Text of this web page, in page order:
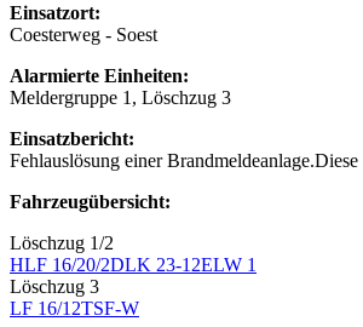
Einsatzort:
Coesterweg - Soest
Alarmierte Einheiten:
Meldergruppe 1, Löschzug 3
Einsatzbericht:
Fehlauslösung einer
Fahrzeugübersicht:
Löschzug 1/2
HLF 16/20/2DLK 23-12ELW 1
Löschzug 3
LF 16/12TSF-W